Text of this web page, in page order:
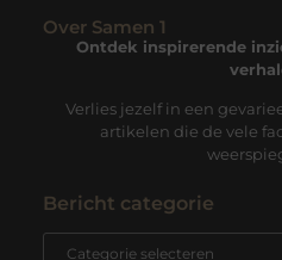
Over Samen 1
Ontdek inspirerende
Verlies jezelf in een
artikelen die de vele
Bericht categorie